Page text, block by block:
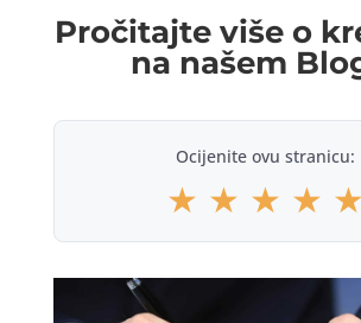
Pročitajte više o
na našem
Ocijenite ovu stranicu:
★ ★ ★ ★ ★